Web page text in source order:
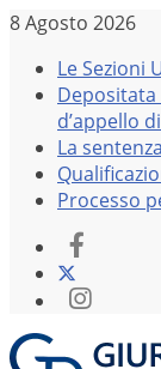
Salta
contenuto
8 Agosto 2026
Le Sezioni
d’appello
La
Processo